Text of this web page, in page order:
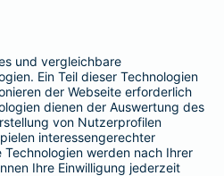
der BarmeniaGothaer
SEITEN